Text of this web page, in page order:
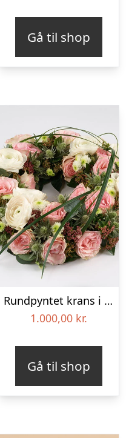
Gå til shop
Rundpyntet krans i lyse farver – Blomster til begravelse
1.000,00 kr.
Gå til shop